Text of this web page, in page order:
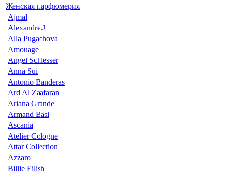
Женская парфюмерия
Ajmal
Alexandre.J
Alla Pugachova
Amouage
Angel Schlesser
Anna Sui
Antonio Banderas
Ard Al Zaafaran
Ariana Grande
Armand Basi
Ascania
Atelier Cologne
Attar Collection
Azzaro
Billie Eilish